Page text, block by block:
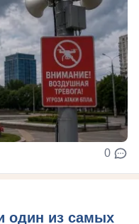
0
один из самых